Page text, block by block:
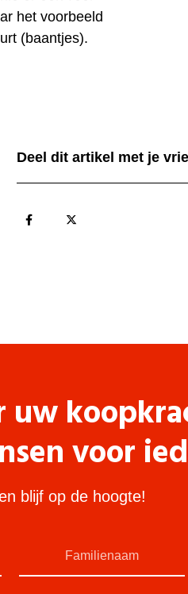
het voorbeeld
(baantjes).
Deel dit artikel met je
voor
blijf op de hoogte!